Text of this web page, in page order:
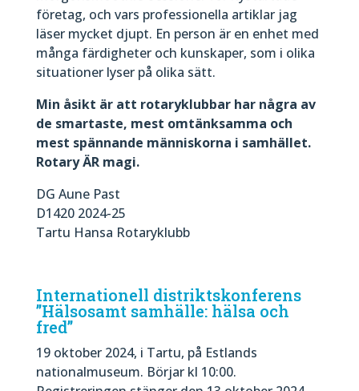
företag, och vars professionella artiklar jag
läser mycket djupt. En person är en enhet med
många färdigheter och kunskaper, som i olika
situationer lyser på olika sätt.
Min åsikt är att rotaryklubbar har några av
de smartaste, mest omtänksamma och
mest spännande människorna i samhället.
Rotary ÄR magi.
DG Aune Past
D1420 2024-25
Tartu Hansa Rotaryklubb
Internationell distriktskonferens
”Hälsosamt samhälle: hälsa och
fred”
19 oktober 2024, i Tartu, på Estlands
nationalmuseum. Börjar kl 10:00.